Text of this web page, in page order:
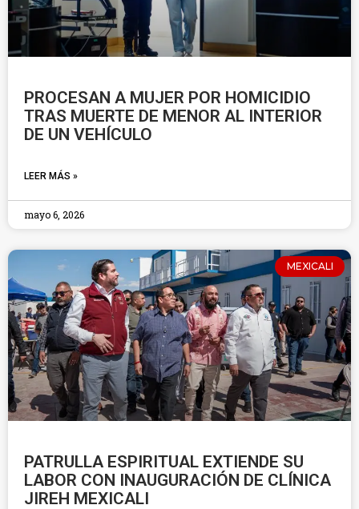
PROCESAN A MUJER POR HOMICIDIO
TRAS MUERTE DE MENOR AL INTERIOR
DE UN VEHÍCULO
LEER MÁS »
mayo 6, 2026
MEXICALI
PATRULLA ESPIRITUAL EXTIENDE SU
LABOR CON INAUGURACIÓN DE CLÍNICA
JIREH MEXICALI